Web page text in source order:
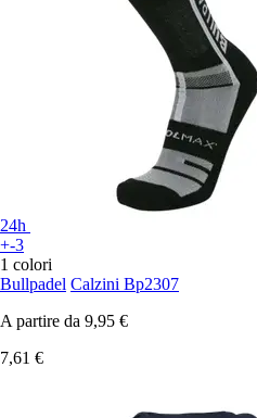
24h
+-3
1 colori
Bullpadel Calzini Bp2307
A partire da 9,95 €
7,61 €